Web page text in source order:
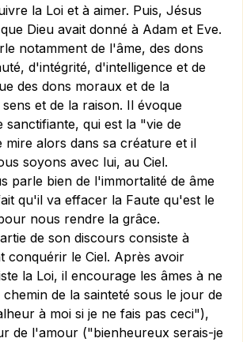
la Loi et à aimer. Puis, Jésus
Dieu avait donné à Adam et Eve.
notamment de l'âme, des dons
d'intégrité, d'intelligence et de
des dons moraux et de la
et de la raison. Il évoque
sanctifiante, qui est la "vie de
mire alors dans sa créature et il
soyons avec lui, au Ciel.
parle bien de l'immortalité de âme
qu'il va effacer la Faute qu'est le
nous rendre la grâce.
de son discours consiste à
conquérir le Ciel. Après avoir
la Loi, il encourage les âmes à ne
de la sainteté sous le jour de
à moi si je ne fais pas ceci"),
de l'amour ("bienheureux serais-je